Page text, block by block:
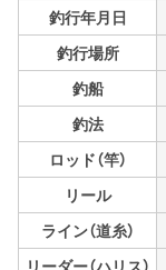
釣行年月日
釣行場所
釣船
釣法
ロッド（竿）
リール
ライン（道糸）
リーダー（ハリス）